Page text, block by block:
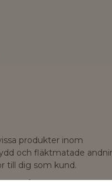
produkter inom
och fläktmatade
till dig som kund.
koll på de villkor som